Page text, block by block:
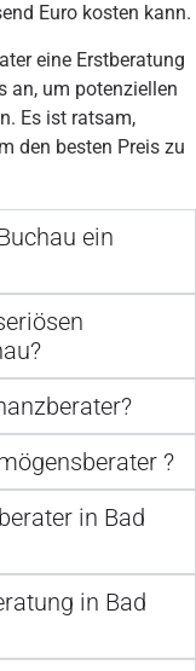
Euro kosten kann.
eine Erstberatung
an, um potenziellen
Es ist ratsam,
den besten Preis zu
ein
?
in Bad
in Bad